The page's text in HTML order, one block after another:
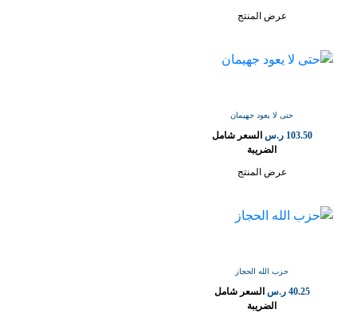
عرض المنتج
حتى لا يعود جهيمان
103.50 ر.س السعر شامل
الضريبة
عرض المنتج
حزب الله الحجاز
40.25 ر.س السعر شامل
الضريبة